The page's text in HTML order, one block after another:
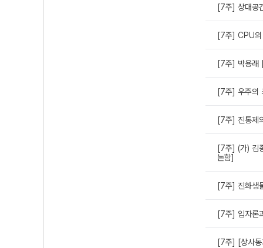
[7주] 상대공
[7주] CPU의
[7주] 박용래
[7주] 우주의
[7주] 진통제
[7주] (가) 김
논함]
[7주] 진화생
[7주] 입자론
[7주] [상사